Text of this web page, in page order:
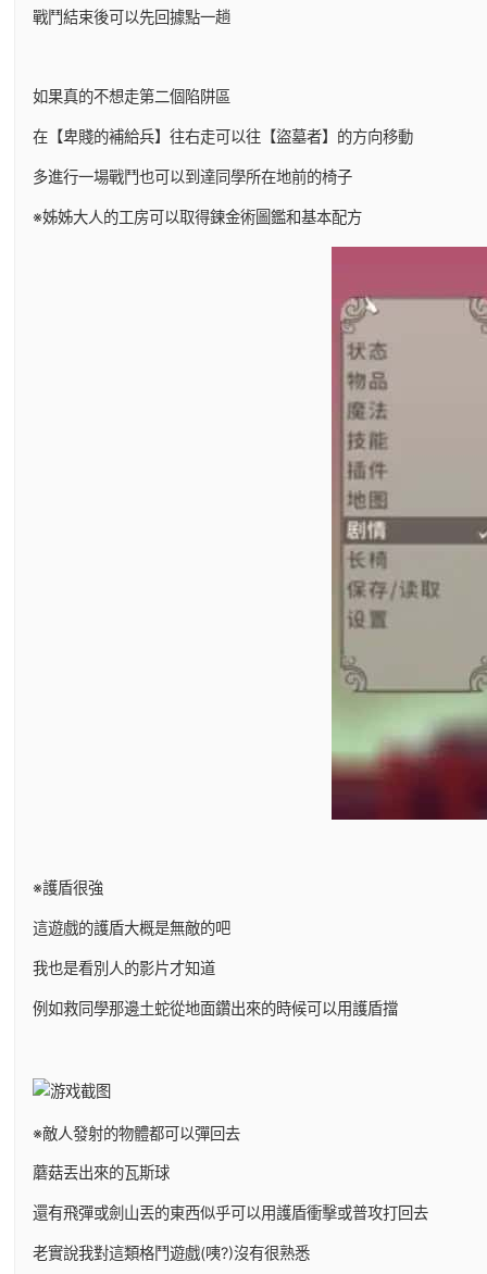
戰鬥結束後可以先回據點一趟
如果真的不想走第二個陷阱區
在【卑賤的補給兵】往右走可以往【盜墓者】的方向移動
多進行一場戰鬥也可以到達同學所在地前的椅子
※姊姊大人的工房可以取得鍊金術圖鑑和基本配方
※護盾很強
這遊戲的護盾大概是無敵的吧
我也是看別人的影片才知道
例如救同學那邊土蛇從地面鑽出來的時候可以用護盾擋
※敵人發射的物體都可以彈回去
蘑菇丟出來的瓦斯球
還有飛彈或劍山丟的東西似乎可以用護盾衝擊或普攻打回去
老實說我對這類格鬥遊戲(咦?)沒有很熟悉